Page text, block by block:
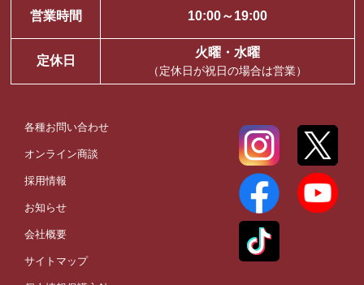
営業時間 10:00～19:00
定休日
火曜・水曜
（定休日が祝日の場合は営業）
各種お問い合わせ
オンライン商談
採用情報
お知らせ
会社概要
サイトマップ